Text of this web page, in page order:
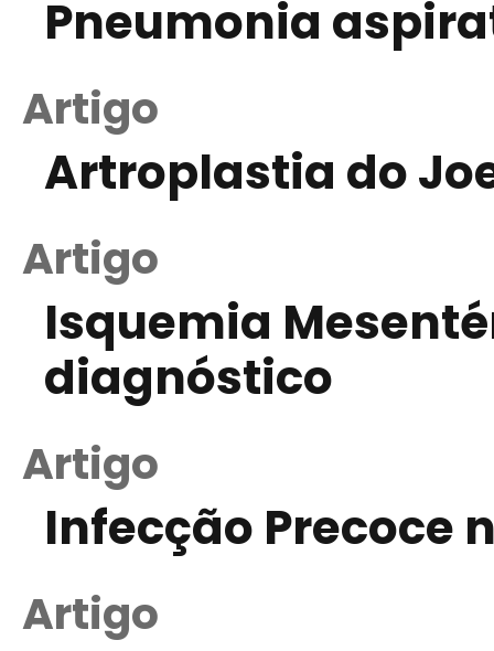
Pneumonia
Artigo
Artroplastia do
Artigo
Isquemia
diagnóstico
Artigo
Infecção Precoce
Artigo